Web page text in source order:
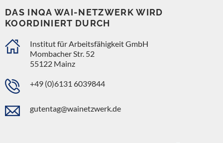
DAS INQA WAI-NETZWERK WIRD
KOORDINIERT DURCH
Institut für Arbeitsfähigkeit GmbH
Mombacher Str. 52
55122 Mainz
+49 (0)6131 6039844
gutentag@wainetzwerk.de